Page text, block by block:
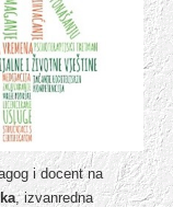
i docent na
, izvanredna